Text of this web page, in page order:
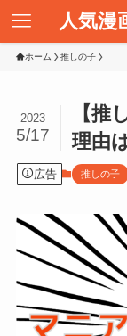
人気漫
ホーム 推しの子
【推
理由
2023
5/17
広告 推しの子